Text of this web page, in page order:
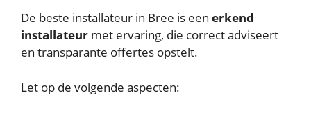
De beste installateur in Bree is een erkend
installateur met ervaring, die correct adviseert
en transparante offertes opstelt.
Let op de volgende aspecten: